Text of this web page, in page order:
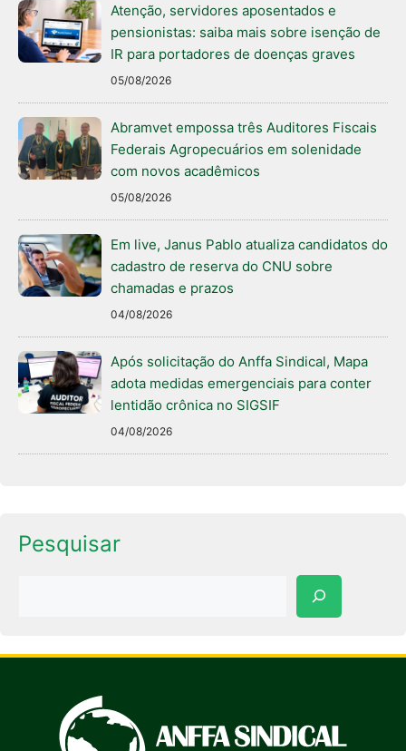
Atenção, servidores aposentados e
pensionistas: saiba mais sobre isenção de
IR para portadores de doenças graves
05/08/2026
Abramvet empossa três Auditores Fiscais
Federais Agropecuários em solenidade
com novos acadêmicos
05/08/2026
Em live, Janus Pablo atualiza candidatos do
cadastro de reserva do CNU sobre
chamadas e prazos
04/08/2026
Após solicitação do Anffa Sindical, Mapa
adota medidas emergenciais para conter
lentidão crônica no SIGSIF
04/08/2026
Pesquisar